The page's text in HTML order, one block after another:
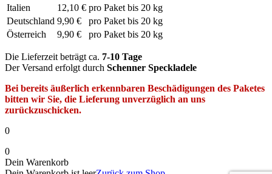
Italien
12,10 € pro Paket bis 20 kg
Deutschland 9,90 €
pro Paket bis 20 kg
Österreich
9,90 € pro Paket bis 20 kg
Die Lieferzeit beträgt ca. 7-10 Tage
Der Versand erfolgt durch Schenner Speckladele
Bei bereits äußerlich erkennbaren Beschädigungen des Paketes
bitten wir Sie, die Lieferung unverzüglich an uns
zurückzuschicken.
0
0
Dein Warenkorb